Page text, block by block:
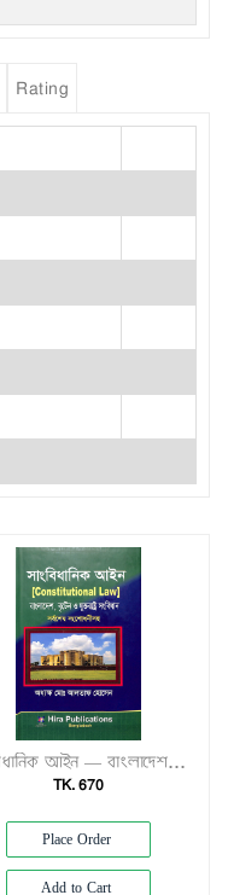
Rating
সাংবিধানিক আইন — বাংলাদেশ, ব্রুটেন ও যুক্তরাষ্ট্র সংবিধান সর্বশেষ সংশোধনীসহ"
TK. 670
Place Order
Add to Cart